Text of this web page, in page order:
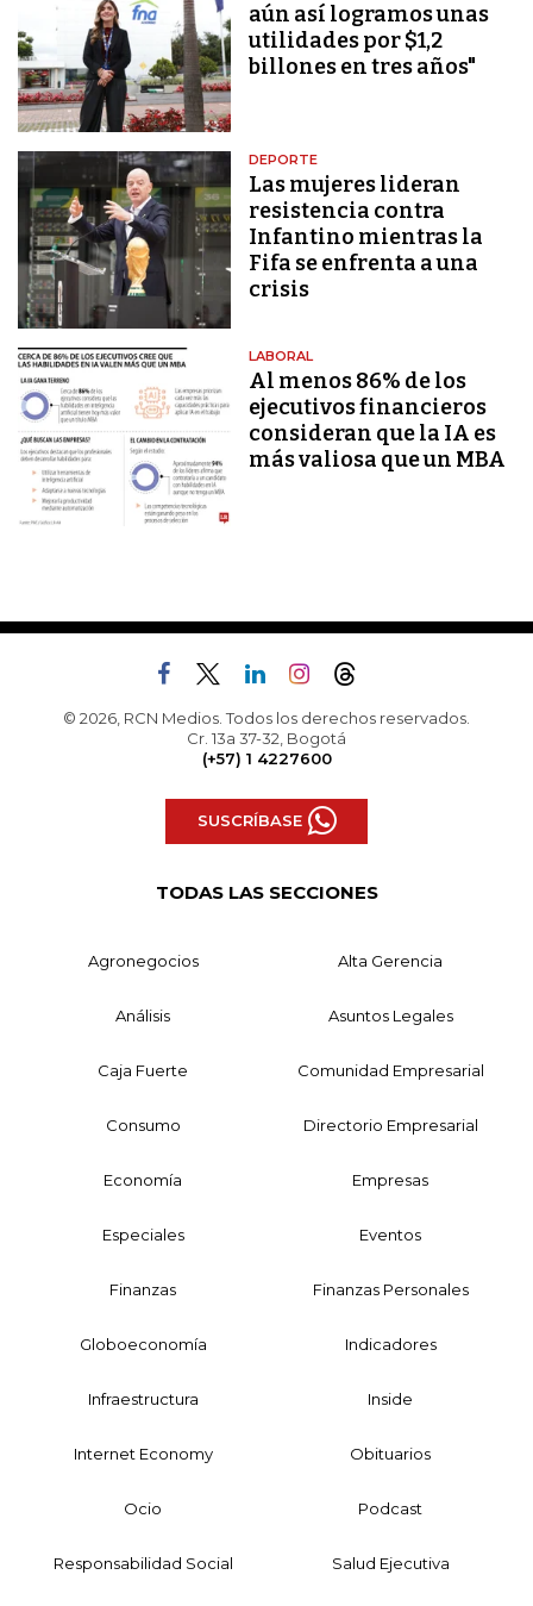
aún así logramos unas
utilidades por $1,2
billones en tres años"
DEPORTE
Las mujeres lideran
resistencia contra
Infantino mientras la
Fifa se enfrenta a una
crisis
LABORAL
Al menos 86% de los
ejecutivos financieros
consideran que la IA es
más valiosa que un MBA
© 2026, RCN Medios. Todos los derechos reservados.
Cr. 13a 37-32, Bogotá
(+57) 1 4227600
SUSCRÍBASE
TODAS LAS SECCIONES
Agronegocios Alta Gerencia
Análisis Asuntos Legales
Caja Fuerte Comunidad Empresarial
Consumo Directorio Empresarial
Economía Empresas
Especiales Eventos
Finanzas Finanzas Personales
Globoeconomía Indicadores
Infraestructura Inside
Internet Economy Obituarios
Ocio Podcast
Responsabilidad Social Salud Ejecutiva